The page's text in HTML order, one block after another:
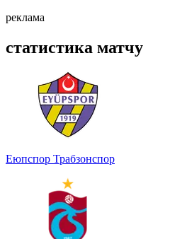
реклама
статистика матчу
Еюпспор Трабзонспор